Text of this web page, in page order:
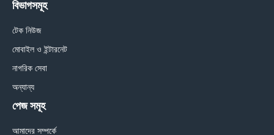
বিভাগসমূহ
টেক নিউজ
মোবাইল ও ইন্টারনেট
নাগরিক সেবা
অন্যান্য
পেজ সমূহ
আমাদের সম্পর্কে